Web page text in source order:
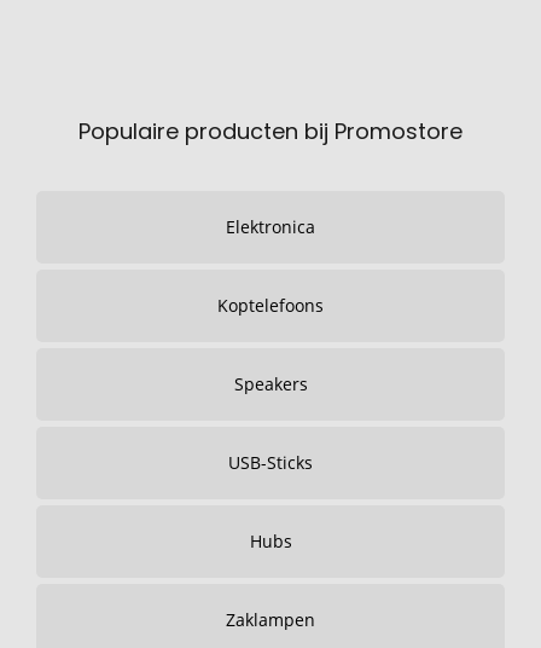
Populaire producten bij Promostore
Elektronica
Koptelefoons
Speakers
USB-Sticks
Hubs
Zaklampen